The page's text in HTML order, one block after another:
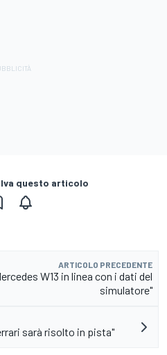
questo articolo
ARTICOLO PRECEDENTE
W13 in linea con i dati del
simulatore"
sarà risolto in pista"